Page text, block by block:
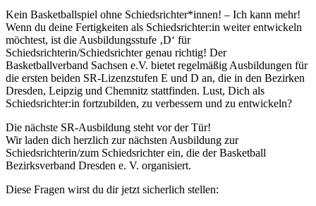
Kein Basketballspiel ohne Schiedsrichter*innen! – Ich kann mehr!
Wenn du deine Fertigkeiten als Schiedsrichter:in weiter entwickeln
möchtest, ist die Ausbildungsstufe ‚D‘ für
Schiedsrichterin/Schiedsrichter genau richtig! Der
Basketballverband Sachsen e.V. bietet regelmäßig Ausbildungen für
die ersten beiden SR-Lizenzstufen E und D an, die in den Bezirken
Dresden, Leipzig und Chemnitz stattfinden. Lust, Dich als
Schiedsrichter:in fortzubilden, zu verbessern und zu entwickeln?
Die nächste SR-Ausbildung steht vor der Tür!
Wir laden dich herzlich zur nächsten Ausbildung zur
Schiedsrichterin/zum Schiedsrichter ein, die der Basketball
Bezirksverband Dresden e. V. organisiert.
Diese Fragen wirst du dir jetzt sicherlich stellen: